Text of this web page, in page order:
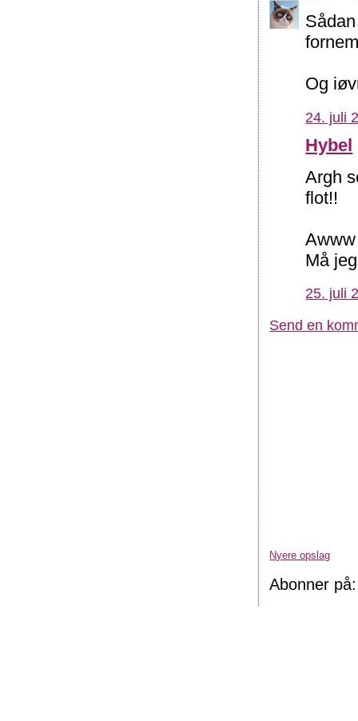
Og
24. juli
Hybel
Argh
flot!!
Må
25. juli
Send en
Nyere opslag
Abonner